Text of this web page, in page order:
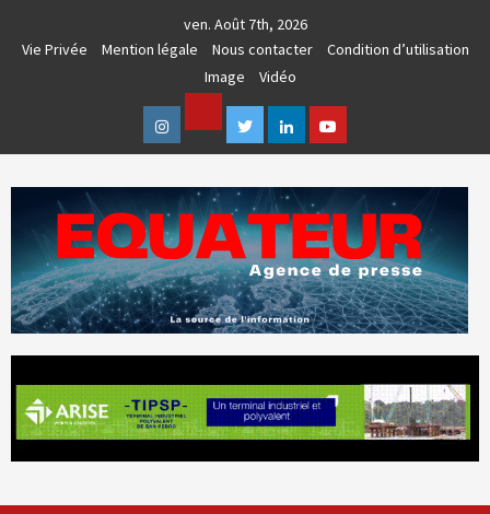
ven. Août 7th, 2026
Vie Privée
Mention légale Nous contacter
Condition d’utilisation
Image
Vidéo
Instagram
Facebook
TwitterLinkedinYoutube
EQUATEUR